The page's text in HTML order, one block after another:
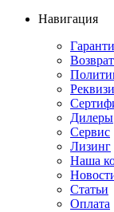
Навигация
Дилеры
Сервис
Лизинг
Наша
Статьи
Оплата